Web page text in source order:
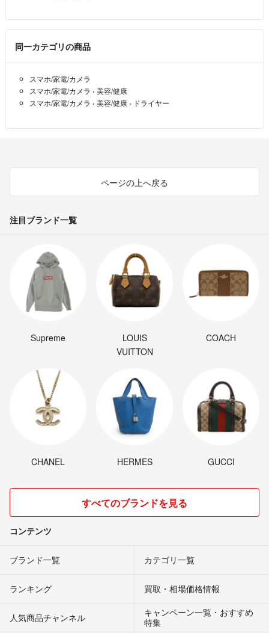
遅くなりましたが、保証書の写真を追加致しました。ご確認のほどよ
ろしくお願いします。
出品者 まりもちゃん- 3年弱前
コメント失礼します。
こちら保証書はありますか？
同一カテゴリの商品
スマホ/家電/カメラ
スマホ/家電/カメラ › 美容/健康
スマホ/家電/カメラ › 美容/健康 › ドライヤー
ページの上へ戻る
注目ブランド一覧
Supreme
LOUIS
VUITTON
COACH
CHANEL HERMES GUCCI
すべてのブランドを見る
コンテンツ
ブランド一覧 カテゴリ一覧
ランキング 買取・相場価格情報
人気商品チャンネル
キャンペーン一覧・おすすめ
特集